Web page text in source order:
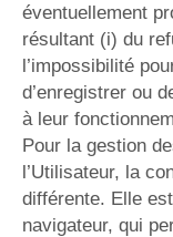
éventuellement
résultant (i) du
l’impossibilité
d’enregistrer ou
à leur
Pour la gestion
l’Utilisateur, la
différente. Elle
navigateur, qui